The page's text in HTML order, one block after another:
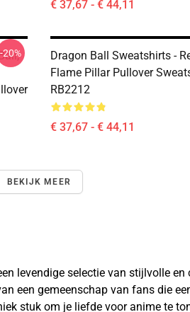
€ 37,67 - € 44,11
-20%
Dragon Ball Sweatshirts -
Flame Pillar Pullover
RB2212
€ 37,67 - € 44,11
BEKIJK MEER
levendige selectie van stijlvolle
een gemeenschap van fans die
stuk om je liefde voor anime te